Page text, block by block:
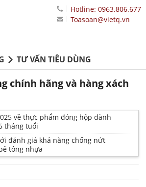
Hotline: 0963.806.677
Toasoan@vietq.vn
TƯ VẤN TIÊU DÙNG
chính hãng và hàng xách
về thực phẩm đóng hộp dành
tháng tuổi
đánh giá khả năng chống nứt
tông nhựa